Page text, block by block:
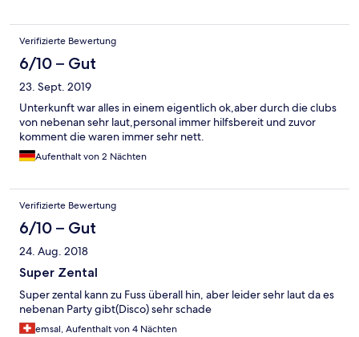
Verifizierte Bewertung
6/10 – Gut
23. Sept. 2019
Unterkunft war alles in einem eigentlich ok,aber durch die clubs
von nebenan sehr laut,personal immer hilfsbereit und zuvor
komment die waren immer sehr nett.
Aufenthalt von 2 Nächten
Verifizierte Bewertung
6/10 – Gut
24. Aug. 2018
Super Zental
Super zental kann zu Fuss überall hin, aber leider sehr laut da es
nebenan Party gibt(Disco) sehr schade
emsal, Aufenthalt von 4 Nächten